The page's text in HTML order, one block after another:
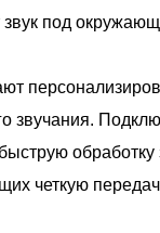
звук под
звучания.
четкую